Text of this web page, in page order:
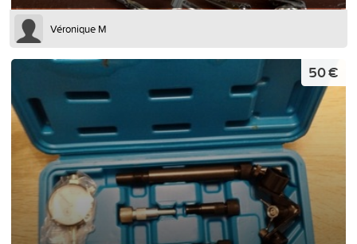
Véronique M
50 €